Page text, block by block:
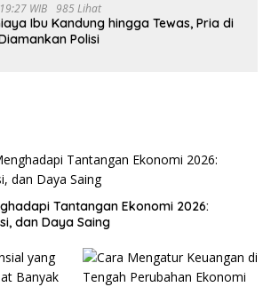
WIB 985 Lihat
Ibu Kandung hingga Tewas, Pria di
Polisi
Tantangan Ekonomi 2026:
dan Daya Saing